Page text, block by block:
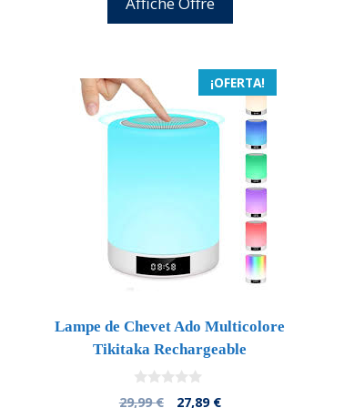
¡OFERTA!
Lampe de Chevet Ado Multicolore
Tikitaka Rechargeable
0
29,99€ El
27,89 €El